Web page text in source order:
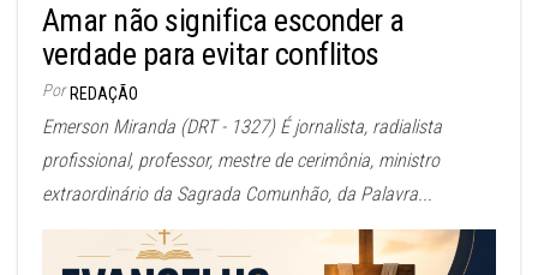
Amar não significa esconder a
verdade para evitar conflitos
Por REDAÇÃO
Emerson Miranda (DRT - 1327) É jornalista, radialista
profissional, professor, mestre de cerimônia, ministro
extraordinário da Sagrada Comunhão, da Palavra...